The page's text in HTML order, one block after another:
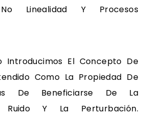
Linealidad Y Procesos
Introducimos El Concepto De
Como La Propiedad De
De Beneficiarse De La
Ruido Y La Perturbación.